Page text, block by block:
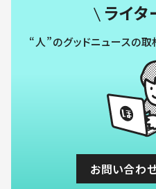
ライタ
“人”のグッドニュースの取
お問い合わ